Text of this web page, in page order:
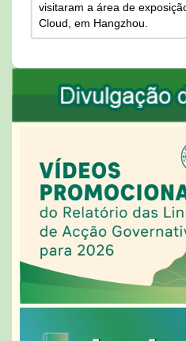
visitaram a área de
Cloud, em Hangzhou.